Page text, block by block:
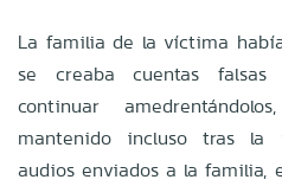
La familia de la víctima
se creaba cuentas
continuar
mantenido incluso tras la
audios enviados a la familia,